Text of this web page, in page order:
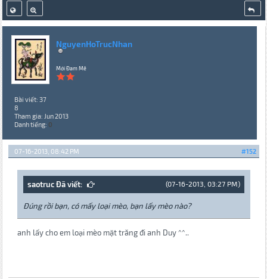
NguyenHoTrucNhan
Mới Đam Mê
Bài viết: 37
8
Tham gia: Jun 2013
Danh tiếng: 0
#152
07-16-2013, 08:42 PM
(07-16-2013, 03:27 PM)
saotruc Đã viết:
Đúng rồi bạn, có mấy loại mèo, bạn lấy mèo nào?
anh lấy cho em loại mèo mặt trăng đi anh Duy ^^..